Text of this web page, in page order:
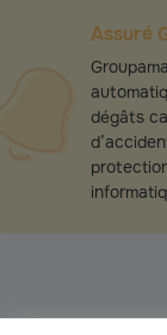
Assuré
dégâts